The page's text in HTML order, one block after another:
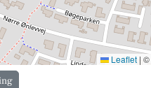
Leaflet | ©